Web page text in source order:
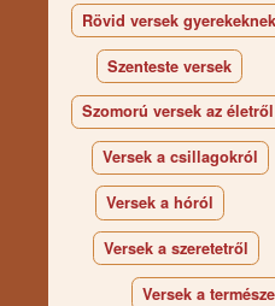
Rövid versek gyerekeknek
Szenteste versek
Szomorú versek az életről
Versek a csillagokról
Versek a hóról
Versek a szeretetről
Versek a